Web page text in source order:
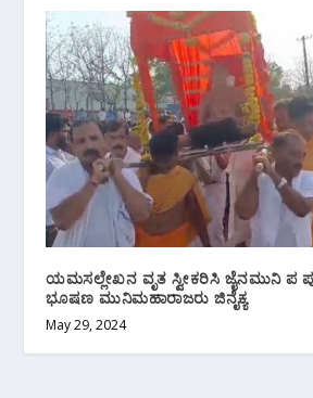
ಯಮಸಲ್ಲೇಖನ ವೃತ ಸ್ವೀಕರಿಸಿ ಜೈನಮುನಿ ಪ
ಭೂಷಣ ಮುನಿಮಹಾರಾಜರು ಜಿನೈಕ್ಯ
May 29, 2024